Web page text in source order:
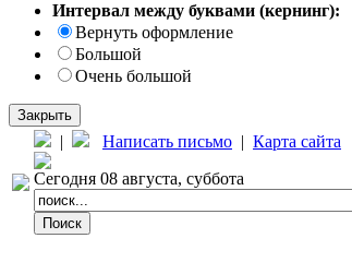
Интервал между буквами (кернинг):
Вернуть оформление
Большой
Очень большой
Закрыть
| Написать письмо | Карта сайта
Сегодня 08 августа, суббота